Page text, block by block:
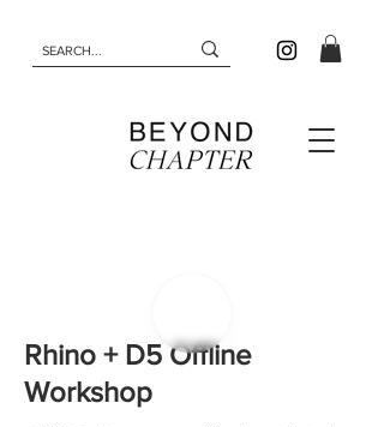
Rhino + D5 Offline
Workshop